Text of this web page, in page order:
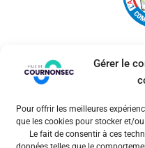
Gérer le
Pour offrir les meilleures
que les cookies pour stocker et/
Le fait de consentir à ces
© 2026 Ville de